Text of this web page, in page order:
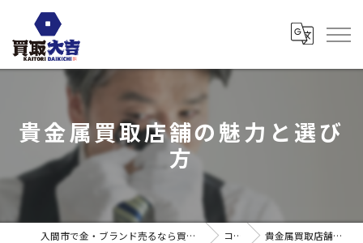
貴金属買取店舗の魅力と選び
方
入間市で金・ブランド売るなら買取大吉 ウエスタ武蔵藤沢店 コラム 貴金属買取店舗の魅力と選び方